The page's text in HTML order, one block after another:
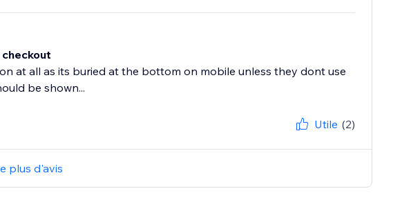
at all as its buried at the bottom on mobile unless they dont use
be shown...
Utile (2)
plus d'avis